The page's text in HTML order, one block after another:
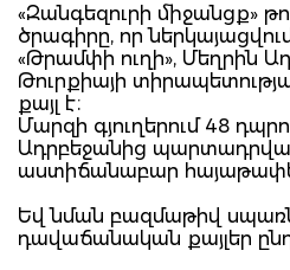
«Զանգեզուրի միջանցք»
ծրագիրը, որ
«Թրամփի ուղի», Մեղրին
Թուրքիայի
քայլ է։
Մարզի գյուղերում 48
Ադրբեջանից պարտադրված
աստիճանաբար
Եվ նման բազմաթիվ
դավաճանական քայլեր